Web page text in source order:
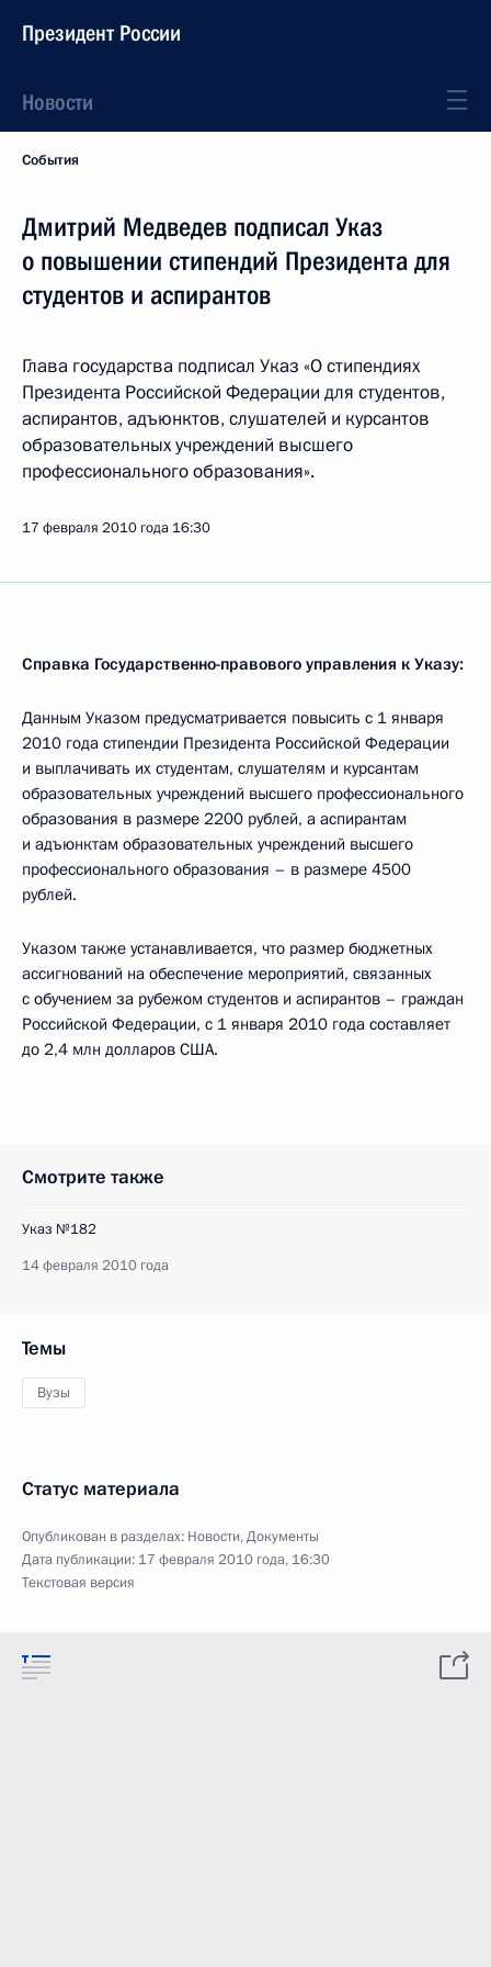
Президент России
Новости
События
Дмитрий Медведев подписал Указ
о повышении стипендий Президента для
студентов и аспирантов
Глава государства подписал Указ «О стипендиях
Президента Российской Федерации для студентов,
аспирантов, адъюнктов, слушателей и курсантов
образовательных учреждений высшего
профессионального образования».
17 февраля 2010 года 16:30
Справка Государственно-правового управления к Указу:
Данным Указом предусматривается повысить с 1 января
2010 года стипендии Президента Российской Федерации
и выплачивать их студентам, слушателям и курсантам
образовательных учреждений высшего профессионального
образования в размере 2200 рублей, а аспирантам
и адъюнктам образовательных учреждений высшего
профессионального образования – в размере 4500
рублей.
Указом также устанавливается, что размер бюджетных
ассигнований на обеспечение мероприятий, связанных
с обучением за рубежом студентов и аспирантов – граждан
Российской Федерации, с 1 января 2010 года составляет
до 2,4 млн долларов США.
Смотрите также
Указ №182
14 февраля 2010 года
Темы
Вузы
Статус материала
Опубликован в разделах: Новости,Документы
Дата публикации: 17 февраля 2010 года, 16:30
Текстовая версия